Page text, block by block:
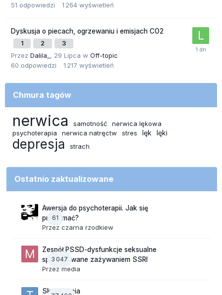
51 odpowiedzi 1 264 wyświetleń
Dyskusja o piecach, ogrzewaniu i emisjach CO2
1 2 3
Przez Dalila_ , 29 Lipca w Off-topic
60 odpowiedzi 1 217 wyświetleń
Chmura tagów
nerwica samotność
nerwica lękowa
psychoterapia
nerwica natręctw stres lęk lęki
depresja strach
Ostatnio zaktualizowane
61
Awersja do psychoterapii. Jak się
przełamać?
Przez czarna rzodkiew
3 047
Zespół PSSD-dysfunkcje seksualne
spowodowane zażywaniem SSRI
Przez media
Skojarzenia